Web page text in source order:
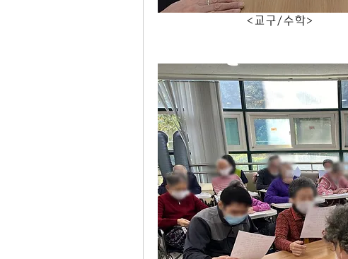
                         <교구/수학>